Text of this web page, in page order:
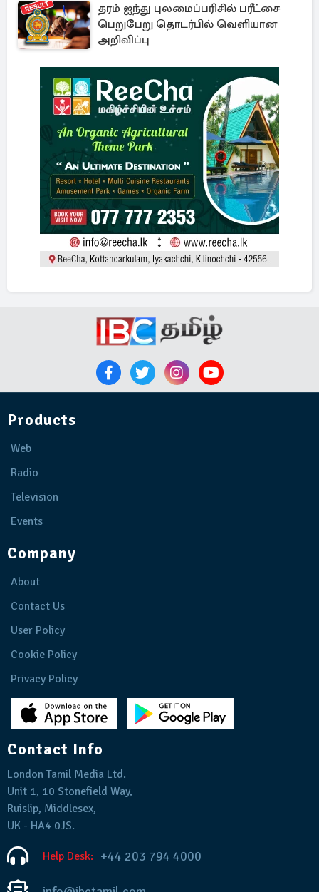
தரம் ஐந்து புலமைப்பரிசில் பரீட்சை
பெறுபேறு தொடர்பில் வெளியான
அறிவிப்பு
Products
Web
Radio
Television
Events
Company
About
Contact Us
User Policy
Cookie Policy
Privacy Policy
Contact Info
London Tamil Media Ltd.
Unit 1, 10 Stonefield Way,
Ruislip, Middlesex,
UK - HA4 0JS.
Help Desk: +44 203 794 4000